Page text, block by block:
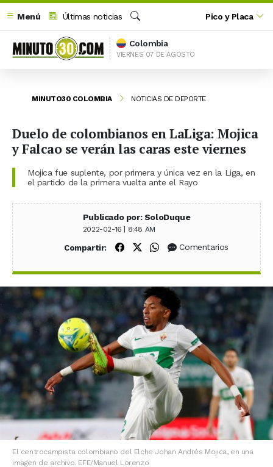
Menú
Últimas noticias
Buscar
Pico y Placa
Colombia
VIERNES 07 DE AGOSTO
MINUTO30 COLOMBIA NOTICIAS DE DEPORTE
Duelo de colombianos en LaLiga: Mojica
y Falcao se verán las caras este viernes
Mojica fue suplente, por primera y única vez en la Liga, en
el partido de la primera vuelta ante el Rayo
Publicado por: SoloDuque
2022-02-16 | 8:48 AM
Compartir: Compartir en Facebook
Compartir en X (Twitter)
Compartir en WhatsApp
Comentarios
El centrocampista colombiano del Elche Johan Andrés Mojica, en una
imagen de archivo. EFE/Manuel Lorenzo